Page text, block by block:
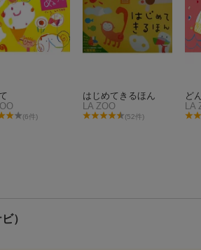
(6件)
はじめてきるほん
LA ZOO
(52件)
ど
LA
）